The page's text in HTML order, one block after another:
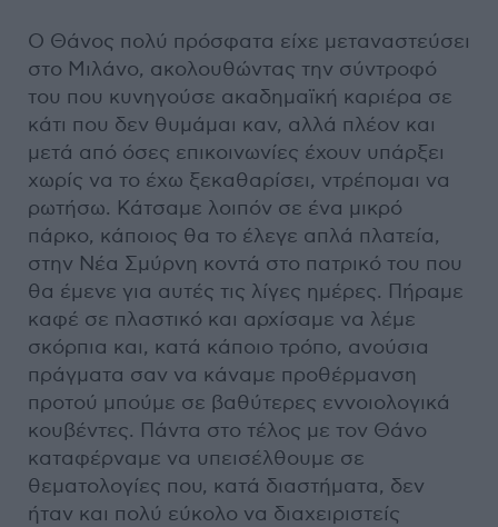
Ο Θάνος πολύ πρόσφατα είχε μεταναστεύσει
στο Μιλάνο, ακολουθώντας την σύντροφό
του που κυνηγούσε ακαδημαϊκή καριέρα σε
κάτι που δεν θυμάμαι καν, αλλά πλέον και
μετά από όσες επικοινωνίες έχουν υπάρξει
χωρίς να το έχω ξεκαθαρίσει, ντρέπομαι να
ρωτήσω. Κάτσαμε λοιπόν σε ένα μικρό
πάρκο, κάποιος θα το έλεγε απλά πλατεία,
στην Νέα Σμύρνη κοντά στο πατρικό του που
θα έμενε για αυτές τις λίγες ημέρες. Πήραμε
καφέ σε πλαστικό και αρχίσαμε να λέμε
σκόρπια και, κατά κάποιο τρόπο, ανούσια
πράγματα σαν να κάναμε προθέρμανση
προτού μπούμε σε βαθύτερες εννοιολογικά
κουβέντες. Πάντα στο τέλος με τον Θάνο
καταφέρναμε να υπεισέλθουμε σε
θεματολογίες που, κατά διαστήματα, δεν
ήταν και πολύ εύκολο να διαχειριστείς